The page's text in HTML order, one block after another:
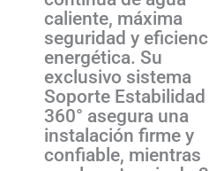
caliente, máxima
seguridad y
energética. Su
exclusivo sistema
Soporte Estabilidad
360° asegura una
instalación firme y
confiable, mientras